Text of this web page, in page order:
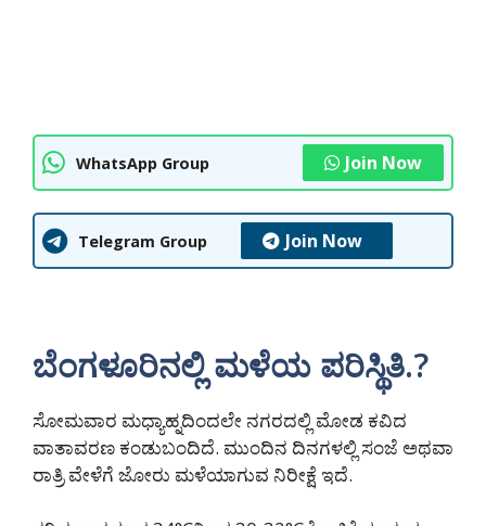
WhatsApp Group Join Now
Telegram Group Join Now
ಬೆಂಗಳೂರಿನಲ್ಲಿ ಮಳೆಯ ಪರಿಸ್ಥಿತಿ.?
ಸೋಮವಾರ ಮಧ್ಯಾಹ್ನದಿಂದಲೇ ನಗರದಲ್ಲಿ ಮೋಡ ಕವಿದ
ವಾತಾವರಣ ಕಂಡುಬಂದಿದೆ. ಮುಂದಿನ ದಿನಗಳಲ್ಲಿ ಸಂಜೆ ಅಥವಾ
ರಾತ್ರಿ ವೇಳೆಗೆ ಜೋರು ಮಳೆಯಾಗುವ ನಿರೀಕ್ಷೆ ಇದೆ.